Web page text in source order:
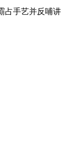
占手艺并反哺讲